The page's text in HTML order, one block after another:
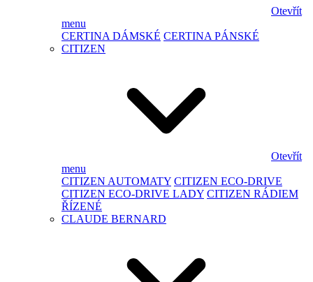
Otevřít
menu
CERTINA DÁMSKÉ CERTINA PÁNSKÉ
CITIZEN
Otevřít
menu
CITIZEN AUTOMATY CITIZEN ECO-DRIVE
CITIZEN ECO-DRIVE LADY CITIZEN RÁDIEM
ŘÍZENÉ
CLAUDE BERNARD